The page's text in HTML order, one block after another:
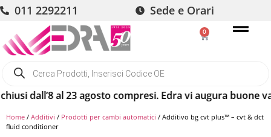
011 2292211 Sede e Orari
0
dall’8 al 23 agosto compresi. Edra vi augura buone
Home / Additivi / Prodotti per cambi automatici / Additivo bg cvt plus™ – cvt & dct
fluid conditioner